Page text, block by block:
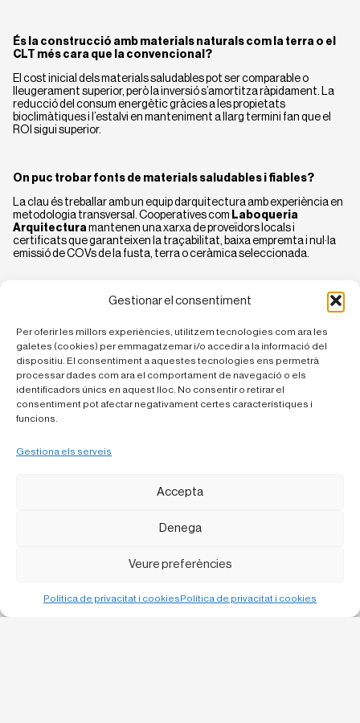
Gestionar el consentiment
Per oferir les millors experiències, utilitzem tecnologies com ara les
galetes (cookies) per emmagatzemar i/o accedir a la informació del
dispositiu. El consentiment a aquestes tecnologies ens permetrà
processar dades com ara el comportament de navegació o els
identificadors únics en aquest lloc. No consentir o retirar el
consentiment pot afectar negativament certes característiques i
funcions.
Gestiona els serveis
Accepta
Denega
Veure preferències
Política de privacitat i cookiesPolítica de privacitat i cookies
És la construcció amb materials naturals com la terra o el
CLT més cara que la convencional?
El cost inicial dels materials saludables pot ser comparable o
lleugerament superior, però la inversió s’amortitza ràpidament. La
reducció del consum energètic gràcies a les propietats
bioclimàtiques i l’estalvi en manteniment a llarg termini fan que el
ROI sigui superior.
On puc trobar fonts de materials saludables i fiables?
La clau és treballar amb un equip darquitectura amb experiència en
metodologia transversal. Cooperatives com Laboqueria
Arquitectura mantenen una xarxa de proveïdors locals i
certificats que garanteixen la traçabilitat, baixa empremta i nul·la
emissió de COVs de la fusta, terra o ceràmica seleccionada.
Què és la inèrcia tèrmica i com l’aporten aquests
La inèrcia tèrmica és la capacitat dun material per emmagatzemar
calor i alliberar-lo lentament. Materials massius com la termoargila
o la terra compactada augmenten la inèrcia de l’edifici, cosa que
suavitza les oscil·lacions de temperatura i manté el confort interior
de manera passiva.